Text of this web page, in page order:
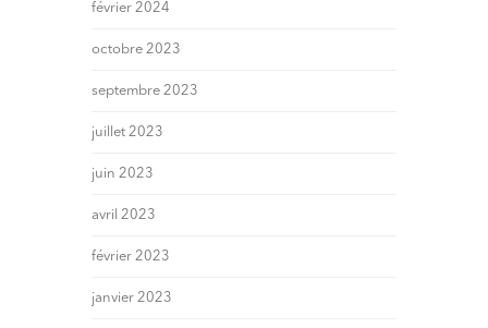
février 2024
octobre 2023
septembre 2023
juillet 2023
juin 2023
avril 2023
février 2023
janvier 2023